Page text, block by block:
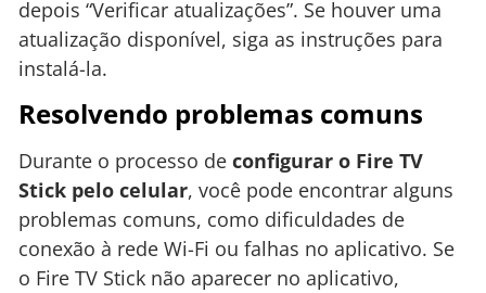
depois “Verificar atualizações”. Se houver uma
atualização disponível, siga as instruções para
instalá-la.
Resolvendo problemas comuns
Durante o processo de configurar o Fire TV
Stick pelo celular, você pode encontrar alguns
problemas comuns, como dificuldades de
conexão à rede Wi-Fi ou falhas no aplicativo. Se
o Fire TV Stick não aparecer no aplicativo,